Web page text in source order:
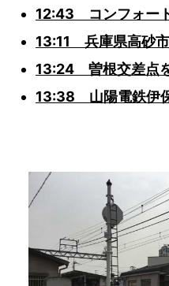
12:43 コンフォー
13:11 兵庫県高砂
13:24 曽根交差点
13:38 山陽電鉄伊